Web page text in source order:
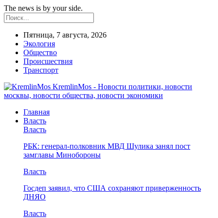
The news is by your side.
Пятница, 7 августа, 2026
Экология
Общество
Происшествия
Транспорт
KremlinMos - Новости политики, новости
москвы, новости общества, новости экономики
Главная
Власть
Власть
РБК: генерал-полковник МВД Шулика занял пост
замглавы Минобороны
Власть
Госдеп заявил, что США сохраняют приверженность
ДНЯО
Власть